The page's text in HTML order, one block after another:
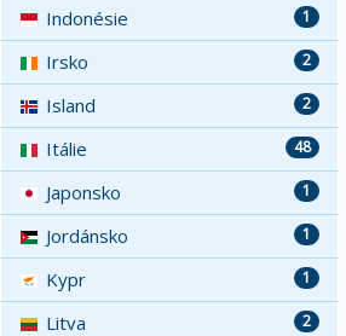
1
Indonésie
2
Irsko
2
Island
48
Itálie
1
Japonsko
1
Jordánsko
1
Kypr
2
Litva